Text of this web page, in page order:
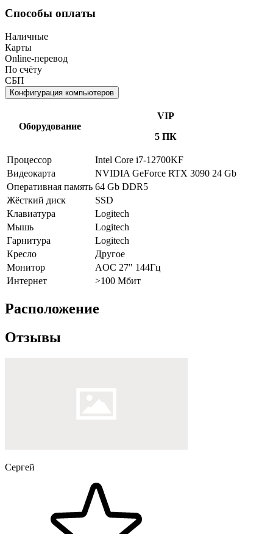
Способы оплаты
Наличные
Карты
Online-перевод
По счёту
СБП
Конфигурация компьютеров
Оборудование
VIP
5 ПК
Процессор
Intel Core i7-12700KF
Видеокарта
NVIDIA GeForce RTX 3090 24 Gb
Оперативная память 64 Gb DDR5
Жёсткий диск
SSD
Клавиатура
Logitech
Мышь
Logitech
Гарнитура
Logitech
Кресло
Другое
Монитор
AOC 27" 144Гц
Интернет
>100 Мбит
Расположение
Отзывы
Сергей